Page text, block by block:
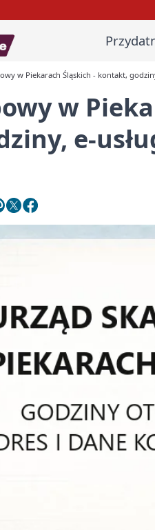
w Piekarach Śląskich - kontakt,
w
e-